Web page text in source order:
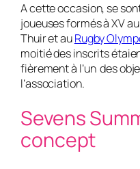
A cette occasion, se
joueuses formés à XV au
Thuir et auRugby
moitié des inscrits
fièrement à l’un des
l’association.
Sevens
concept